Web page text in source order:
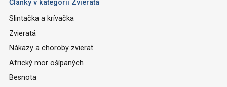
Články v kategorii Zvieratá
Slintačka a krívačka
Zvieratá
Nákazy a choroby zvierat
Africký mor ošípaných
Besnota